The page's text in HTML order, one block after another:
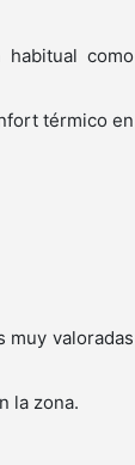
como
térmico en
muy valoradas
la zona.